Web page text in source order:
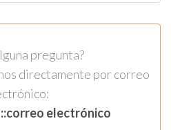
pregunta?
directamente por correo
electrónico